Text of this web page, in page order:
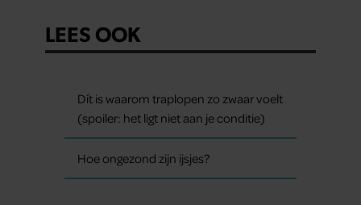
LEES OOK
Dít is waarom traplopen zo zwaar voelt
(spoiler: het ligt niet aan je conditie)
Hoe ongezond zijn ijsjes?